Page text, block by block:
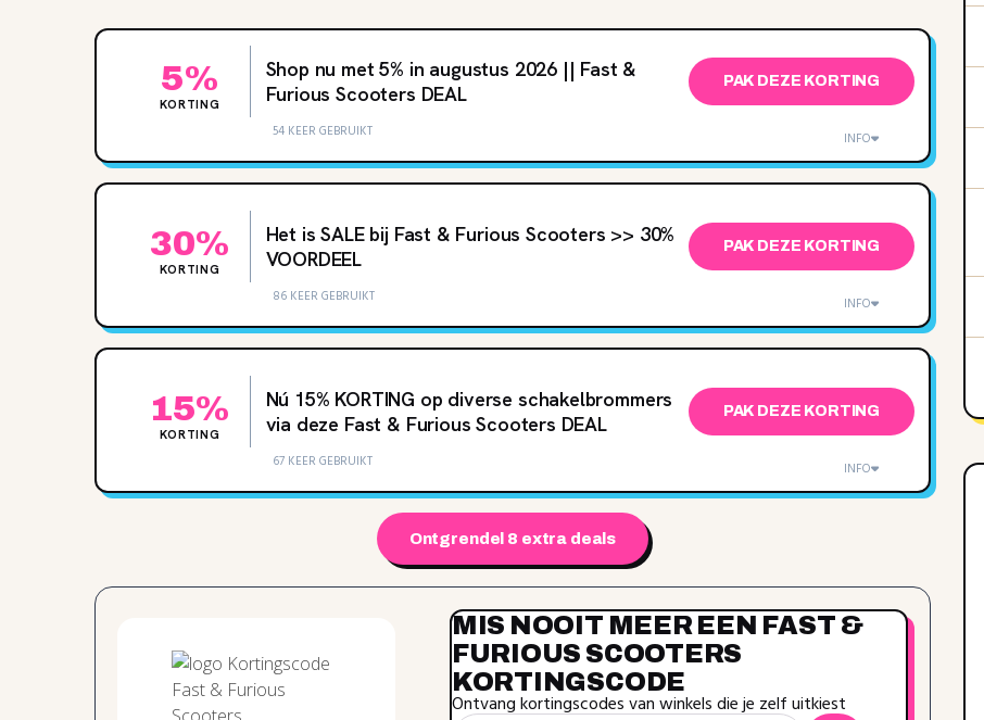
5%
KORTING
Shop nu met 5‌% in augustus 2026 || Fast &
Furious Scooters DEAL
PAK DEZE KORTING
54 KEER GEBRUIKT INFO
30%
KORTING
Het is SALE bij Fast & Furious Scooters >> 30‌%
VOORDEEL
PAK DEZE KORTING
86 KEER GEBRUIKT INFO
15%
KORTING
Nú 15‌% KORTING op diverse schakelbrommers
via deze Fast & Furious Scooters DEAL
PAK DEZE KORTING
67 KEER GEBRUIKT INFO
Ontgrendel 8 extra deals
MIS NOOIT MEER EEN FAST &
FURIOUS SCOOTERS
KORTINGSCODE
Ontvang kortingscodes van winkels die je zelf uitkiest